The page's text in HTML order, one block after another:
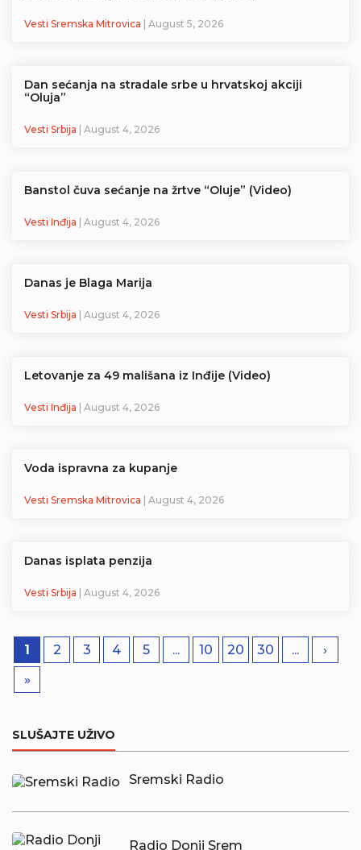
Vesti Sremska Mitrovica | August 5, 2026
Dan sećanja na stradale srbe u hrvatskoj akciji
“Oluja”
Vesti Srbija | August 4, 2026
Banstol čuva sećanje na žrtve “Oluje” (Video)
Vesti Inđija | August 4, 2026
Danas je Blaga Marija
Vesti Srbija | August 4, 2026
Letovanje za 49 mališana iz Inđije (Video)
Vesti Inđija | August 4, 2026
Voda ispravna za kupanje
Vesti Sremska Mitrovica | August 4, 2026
Danas isplata penzija
Vesti Srbija | August 4, 2026
1 2 3 4 5 ... 10 20 30 ...
›
»
SLUŠAJTE UŽIVO
Sremski Radio
Radio Donji Srem